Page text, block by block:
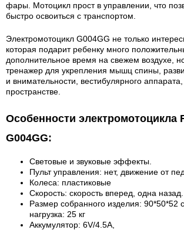
фары. Мотоцикл прост в управлении, что
быстро освоиться с транспортом.
Электромотоцикл G004GG не только
которая подарит ребенку много
дополнительное время на свежем воздухе,
тренажер для укрепления мышц спины,
и внимательности, вестибулярного
пространстве.
Особенности электромотоцикла
G004GG:
Световые и звуковые эффекты.
Пульт управления: нет, движение от
Колеса: пластиковые
Скорость: скорость вперед, одна
Размер собранного изделия: 90*50*52
нагрузка: 25 кг
Аккумулятор: 6V/4.5А,